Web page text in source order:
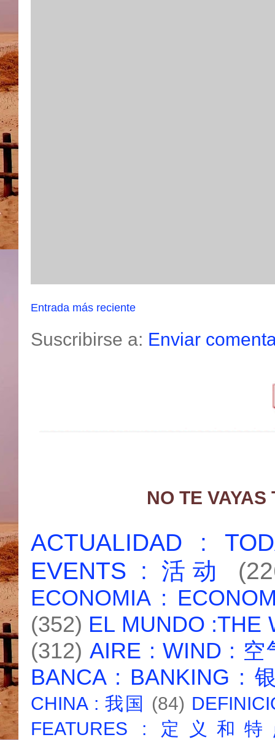
Entrada más reciente
Suscribirse a: Enviar
NO TE
ACTUALIDAD :
EVENTS : 活动
ECONOMIA :
(352) EL MUNDO :THE
(312) AIRE : WIND : 空
BANCA : BANKING :
CHINA : 我国 (84)
FEATURES : 定义和